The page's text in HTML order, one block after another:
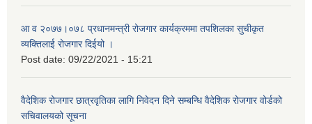
आ व २०७७।०७८ प्रधानमन्त्री रोजगार कार्यक्रममा तपशिलका सुचीकृत
व्यक्तिलाई रोजगार दिईयो ।
Post date: 09/22/2021 - 15:21
वैदेशिक रोजगार छात्रवृतिका लागि निवेदन दिने सम्बन्धि वैदेशिक रोजगार वोर्डको
सचिवालयको सूचना